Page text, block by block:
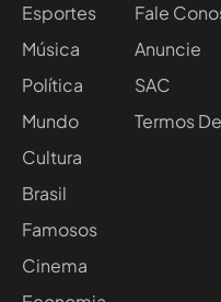
Esportes
Música
Política
Mundo
Cultura
Brasil
Famosos
Cinema
Fale
Anuncie
SAC
Termos